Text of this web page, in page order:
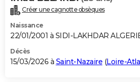
Créer une cagnotte obsèques
Naissance
22/01/2001 à SIDI-LAKHDAR
Décès
15/03/2026 à Saint-Nazaire (Loire-